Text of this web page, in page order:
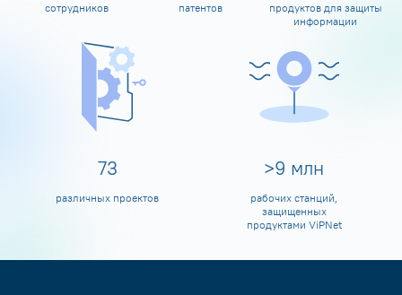
сотрудников патентов
продуктов для защиты
информации
80
различных проектов
>10 млн
рабочих станций,
защищенных
продуктами ViPNet